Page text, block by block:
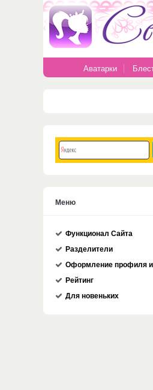
Аватарки
Меню
Функционал Сайта
Разделители
Оформление профиля и
Рейтинг
Для новеньких